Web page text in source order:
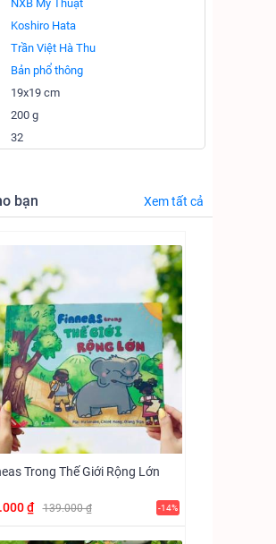
NXB Mỹ Thuật
Koshiro Hata
Trần Việt Hà Thu
Bản phổ thông
19x19 cm
200 g
32
bạn Xem tất cả
Trong Thế Giới Rộng Lớn
₫ 139.000 ₫ -14%